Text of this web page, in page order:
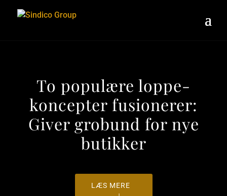
To populære loppe-
koncepter fusionerer:
Giver grobund for nye
butikker
LÆS MERE